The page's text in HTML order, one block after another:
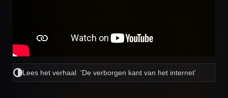
Lees het verhaal 'De verborgen kant van het internet'